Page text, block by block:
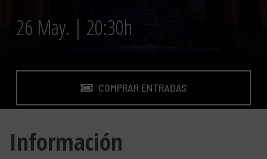
26 May. | 20:30h
COMPRAR ENTRADAS
Información